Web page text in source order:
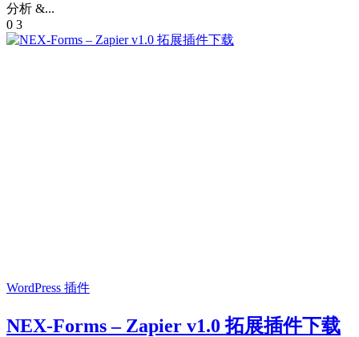
分析 &...
0 3
WordPress 插件
NEX-Forms – Zapier v1.0 拓展插件下载